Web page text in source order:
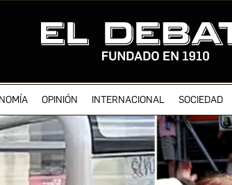
OPINIÓN INTERNACIONAL SOCIEDAD